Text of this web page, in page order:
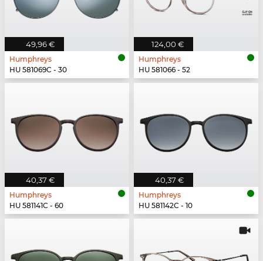
49,96 €
Humphreys
HU 581069C - 30
124,00 €
Humphreys
HU 581066 - 52
40,37 €
Humphreys
HU 581141C - 60
40,37 €
Humphreys
HU 581142C - 10